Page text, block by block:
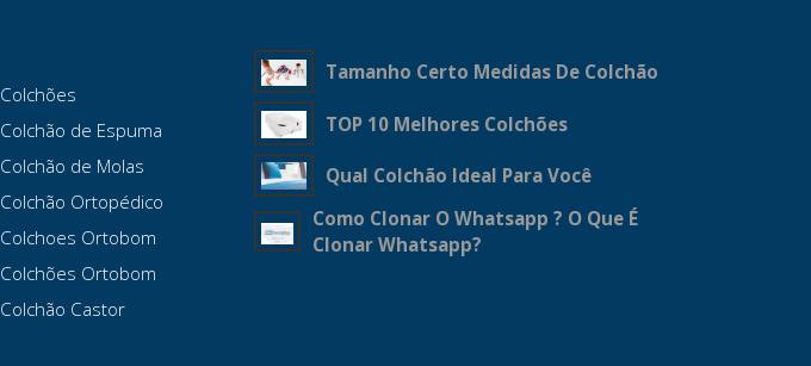
Colchões
Colchão de Espuma
Colchão de Molas
Colchão Ortopédico
Colchoes Ortobom
Colchões Ortobom
Colchão Castor
Tamanho Certo Medidas De Colchão
TOP 10 Melhores Colchões
Qual Colchão Ideal Para Você
Como Clonar O Whatsapp ? O Que É
Clonar Whatsapp?